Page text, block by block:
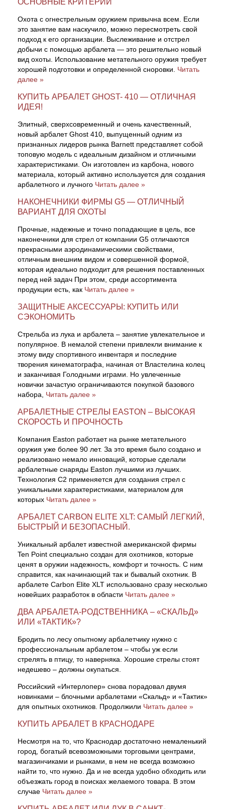
ОСНОВНЫЕ КРИТЕРИИ
Охота с огнестрельным оружием привычна всем. Если
это занятие вам наскучило, можно пересмотреть свой
подход к его организации. Выслеживание и отстрел
добычи с помощью арбалета — это решительно новый
вид охоты. Использование метательного оружия требует
хорошей подготовки и определенной сноровки. Читать
далее »
КУПИТЬ АРБАЛЕТ GHOST- 410 — ОТЛИЧНАЯ
ИДЕЯ!
Элитный, сверхсовременный и очень качественный,
новый арбалет Ghost 410, выпущенный одним из
признанных лидеров рынка Barnett представляет собой
топовую модель с идеальным дизайном и отличными
характеристиками. Он изготовлен из карбона, нового
материала, который активно используется для создания
арбалетного и лучного Читать далее »
НАКОНЕЧНИКИ ФИРМЫ G5 — ОТЛИЧНЫЙ
ВАРИАНТ ДЛЯ ОХОТЫ
Прочные, надежные и точно попадающие в цель, все
наконечники для стрел от компании G5 отличаются
прекрасными аэродинамическими свойствами,
отличным внешним видом и совершенной формой,
которая идеально подходит для решения поставленных
перед ней задач При этом, среди ассортимента
продукции есть, как Читать далее »
ЗАЩИТНЫЕ АКСЕССУАРЫ: КУПИТЬ ИЛИ
СЭКОНОМИТЬ
Стрельба из лука и арбалета – занятие увлекательное и
популярное. В немалой степени привлекли внимание к
этому виду спортивного инвентаря и последние
творения кинематографа, начиная от Властелина колец
и заканчивая Голодными играми. Но увлеченные
новички зачастую ограничиваются покупкой базового
набора, Читать далее »
АРБАЛЕТНЫЕ СТРЕЛЫ EASTON – ВЫСОКАЯ
СКОРОСТЬ И ПРОЧНОСТЬ
Компания Easton работает на рынке метательного
оружия уже более 90 лет. За это время было создано и
реализовано немало инноваций, которые сделали
арбалетные снаряды Easton лучшими из лучших.
Технология С2 применяется для создания стрел с
уникальными характеристиками, материалом для
которых Читать далее »
АРБАЛЕТ CARBON ELITE XLT: САМЫЙ ЛЕГКИЙ,
БЫСТРЫЙ И БЕЗОПАСНЫЙ.
Уникальный арбалет известной американской фирмы
Ten Point специально создан для охотников, которые
ценят в оружии надежность, комфорт и точность. С ним
справится, как начинающий так и бывалый охотник. В
арбалете Carbon Elite XLT использовано сразу несколько
новейших разработок в области Читать далее »
ДВА АРБАЛЕТА-РОДСТВЕННИКА – «СКАЛЬД»
ИЛИ «ТАКТИК»?
Бродить по лесу опытному арбалетчику нужно с
профессиональным арбалетом – чтобы уж если
стрелять в птицу, то наверняка. Хорошие стрелы стоят
недешево – должны окупаться.
Российский «Интерлопер» снова порадовал двумя
новинками – блочными арбалетами «Скальд» и «Тактик»
для опытных охотников. Продолжили Читать далее »
КУПИТЬ АРБАЛЕТ В КРАСНОДАРЕ
Несмотря на то, что Краснодар достаточно немаленький
город, богатый всевозможными торговыми центрами,
магазинчиками и рынками, в нем не всегда возможно
найти то, что нужно. Да и не всегда удобно обходить или
объезжать город в поисках желаемого товара. В этом
случае Читать далее »